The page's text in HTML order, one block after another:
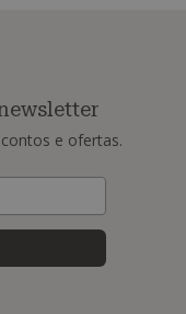
e ofertas.